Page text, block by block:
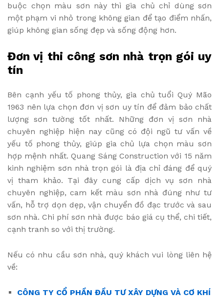
buộc chọn màu sơn này thì gia chủ chỉ dùng sơn
một phạm vi nhỏ trong không gian để tạo điểm nhấn,
giúp không gian sống đẹp và sống động hơn.
Đơn vị thi công sơn nhà trọn gói uy
tín
Bên cạnh yếu tố phong thủy, gia chủ tuổi Quý Mão
1963 nên lựa chọn đơn vị sơn uy tín để đảm bảo chất
lượng sơn tường tốt nhất. Những đơn vị sơn nhà
chuyên nghiệp hiện nay cũng có đội ngũ tư vấn về
yếu tố phong thủy, giúp gia chủ lựa chọn màu sơn
hợp mệnh nhất. Quang Sáng Construction với 15 năm
kinh nghiệm sơn nhà trọn gói là địa chỉ đáng để quý
vị tham khảo. Tại đây cung cấp dịch vụ sơn nhà
chuyên nghiệp, cam kết màu sơn nhà đúng như tư
vấn, hỗ trợ dọn dẹp, vận chuyển đồ đạc trước và sau
sơn nhà. Chi phí sơn nhà được báo giá cụ thể, chi tiết,
cạnh tranh so với thị trường.
Nếu có nhu cầu sơn nhà, quý khách vui lòng liên hệ
về:
CÔNG TY CỔ PHẦN ĐẦU TƯ XÂY DỰNG VÀ CƠ KHÍ